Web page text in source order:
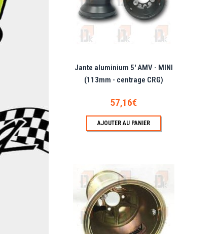
Jante aluminium 5' AMV - MINI
(113mm - centrage CRG)
57,16€
AJOUTER AU PANIER